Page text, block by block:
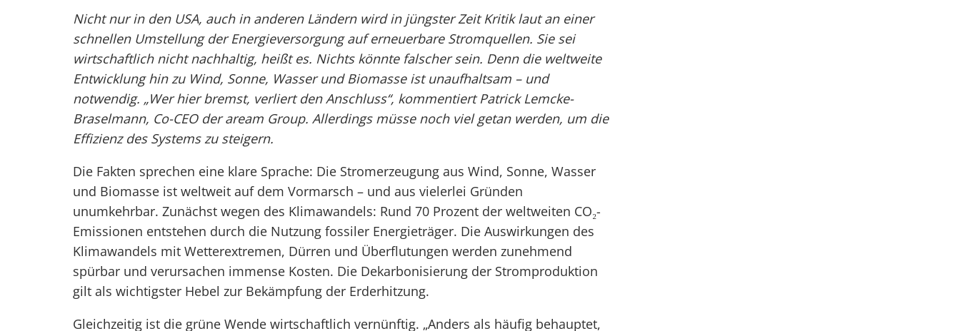
Nicht nur in den USA, auch in anderen Ländern wird in jüngster Zeit Kritik laut an einer
schnellen Umstellung der Energieversorgung auf erneuerbare Stromquellen. Sie sei
wirtschaftlich nicht nachhaltig, heißt es. Nichts könnte falscher sein. Denn die weltweite
Entwicklung hin zu Wind, Sonne, Wasser und Biomasse ist unaufhaltsam – und
notwendig. „Wer hier bremst, verliert den Anschluss“, kommentiert Patrick Lemcke-
Braselmann, Co-CEO der aream Group. Allerdings müsse noch viel getan werden, um die
Effizienz des Systems zu steigern.
Die Fakten sprechen eine klare Sprache: Die Stromerzeugung aus Wind, Sonne, Wasser
und Biomasse ist weltweit auf dem Vormarsch – und aus vielerlei Gründen
unumkehrbar. Zunächst wegen des Klimawandels: Rund 70 Prozent der weltweiten CO₂-
Emissionen entstehen durch die Nutzung fossiler Energieträger. Die Auswirkungen des
Klimawandels mit Wetterextremen, Dürren und Überflutungen werden zunehmend
spürbar und verursachen immense Kosten. Die Dekarbonisierung der Stromproduktion
gilt als wichtigster Hebel zur Bekämpfung der Erderhitzung.
Gleichzeitig ist die grüne Wende wirtschaftlich vernünftig. „Anders als häufig behauptet,